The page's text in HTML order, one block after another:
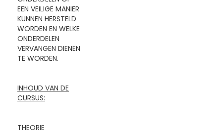
EEN VEILIGE MANIER
KUNNEN HERSTELD
WORDEN EN WELKE
ONDERDELEN
VERVANGEN DIENEN
TE WORDEN.
INHOUD VAN DE
CURSUS:
THEORIE